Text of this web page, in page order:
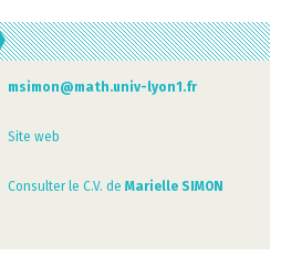
msimon@math.univ-lyon1.fr
Site web
Consulter le C.V. deMarielle SIMON